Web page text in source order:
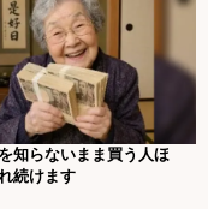
知らないまま買う人ほ
続けます